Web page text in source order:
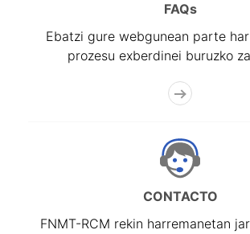
FAQs
Ebatzi gure webgunean parte
prozesu exberdinei buruzko
CONTACTO
FNMT-RCM rekin harremanetan